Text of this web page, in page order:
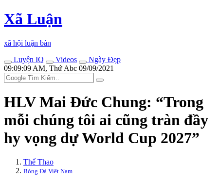
Xã Luận
xã hội luận bàn
Luyện IQ
Videos
Ngày Đẹp
09:09:09 AM, Thứ Abc 09/09/2021
HLV Mai Đức Chung: “Trong
mỗi chúng tôi ai cũng tràn đầy
hy vọng dự World Cup 2027”
Thể Thao
Bóng Đá Việt Nam